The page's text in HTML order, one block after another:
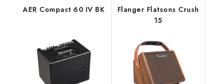
AER Compact 60 IV BK
Flanger Flatsons Crush
15